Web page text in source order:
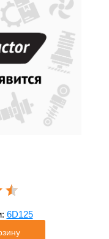
6D125